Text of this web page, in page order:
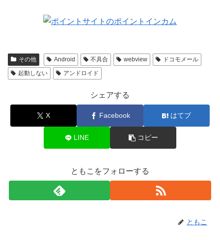
その他 Android 不具合 webview
ドコモメール
起動しない
アンドロイド
シェアする
X Facebook はてブ
LINE コピー
ともこをフォローする
ともこ